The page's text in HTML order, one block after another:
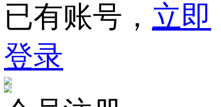
已有账号， 立即
登录